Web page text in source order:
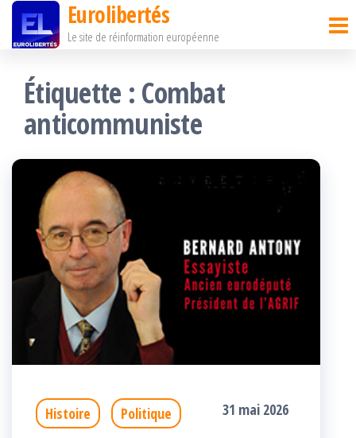
Passer
contenu
Eurolibertés
Le site de réinformation européenne
Étiquette : Combat
anticommuniste
Histoire Politique 31 mai 2026